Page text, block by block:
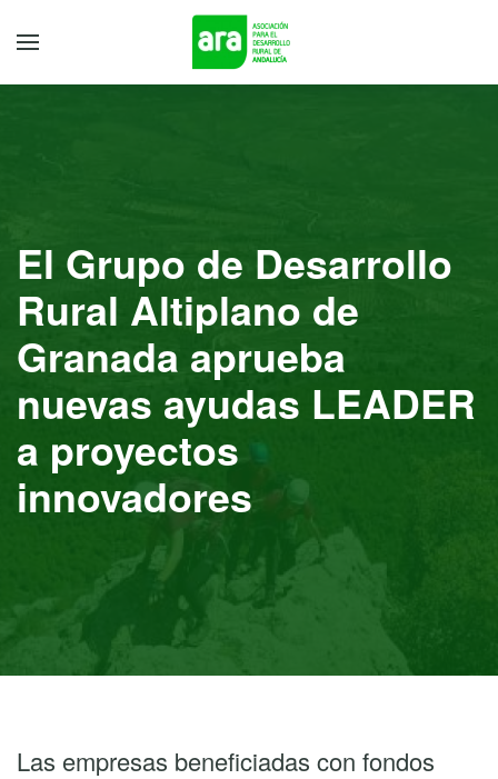
El Grupo de Desarrollo
Rural Altiplano de
Granada aprueba
nuevas ayudas LEADER
a proyectos
innovadores
Las empresas beneficiadas con fondos